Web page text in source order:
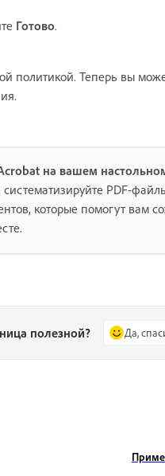
Готово.
политикой. Теперь вы
на вашем
PDF-
которые помогут вам
полезной? Да,